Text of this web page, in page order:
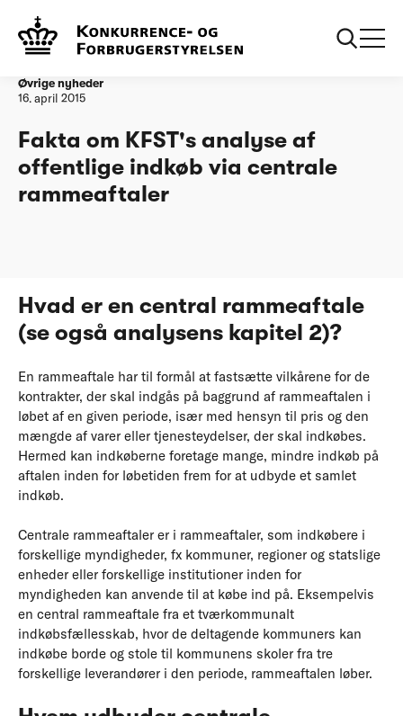
Forside
rammeaftaler
Øvrige nyheder
16. april 2015
Fakta om KFST's analyse af
offentlige indkøb via centrale
rammeaftaler
Hvad er en central rammeaftale
(se også analysens kapitel 2)?
En rammeaftale har til formål at fastsætte vilkårene for de
kontrakter, der skal indgås på baggrund af rammeaftalen i
løbet af en given periode, især med hensyn til pris og den
mængde af varer eller tjenesteydelser, der skal indkøbes.
Hermed kan indkøberne foretage mange, mindre indkøb på
aftalen inden for løbetiden frem for at udbyde et samlet
indkøb.
Centrale rammeaftaler er i rammeaftaler, som indkøbere i
forskellige myndigheder, fx kommuner, regioner og statslige
enheder eller forskellige institutioner inden for
myndigheden kan anvende til at købe ind på. Eksempelvis
en central rammeaftale fra et tværkommunalt
indkøbsfællesskab, hvor de deltagende kommuners kan
indkøbe borde og stole til kommunens skoler fra tre
forskellige leverandører i den periode, rammeaftalen løber.